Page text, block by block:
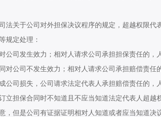
关于公司对外担保决议程序的规定，超越权限代
规定处理：
司发生效力；相对人请求公司承担担保责任的，
公司不发生效力；相对人请求公司承担赔偿责任
司损失，公司请求法定代表人承担赔偿责任的，
担保合同时不知道且不应当知道法定代表人超越
，但是公司有证据证明相对人知道或者应当知道决